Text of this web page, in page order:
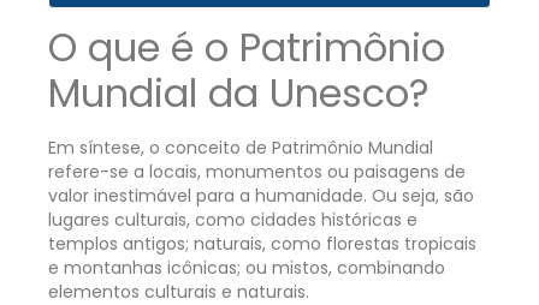
O que é o Patrimônio
Mundial da Unesco?
Em síntese, o conceito de Patrimônio Mundial
refere-se a locais, monumentos ou paisagens de
valor inestimável para a humanidade. Ou seja, são
lugares culturais, como cidades históricas e
templos antigos; naturais, como florestas tropicais
e montanhas icônicas; ou mistos, combinando
elementos culturais e naturais.